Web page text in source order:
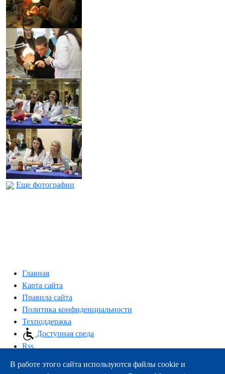
Еще фотографии
Главная
Карта сайта
Правила сайта
Политика конфиденциальности
Техподдержка
Доступная среда
Rss
163000, г.Архангельск, пр-т Троицкий, 51
В работе этого сайта используются файлы cookie и